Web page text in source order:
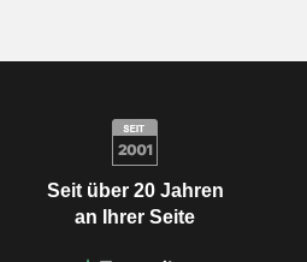
Seit über 20 Jahren
an Ihrer Seite